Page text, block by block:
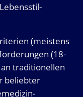
(meistens
(18-
traditionellen
beliebter